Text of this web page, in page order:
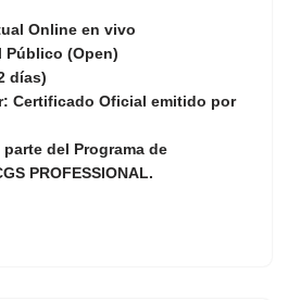
Online en vivo
Público (Open)
días)
Certificado Oficial emitido por
del Programa de
PROFESSIONAL.